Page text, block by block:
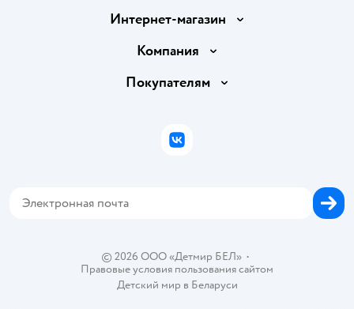
Интернет-магазин
Доставка и оплата
Правила продажи
Политика использования файлов cookie
Компания
Вакансии
Покупателям
Бонусные карты
© 2026 ООО «Детмир БЕЛ»•
Правовые условия пользования сайтом
Детский мир в Беларуси
ВКонтакте